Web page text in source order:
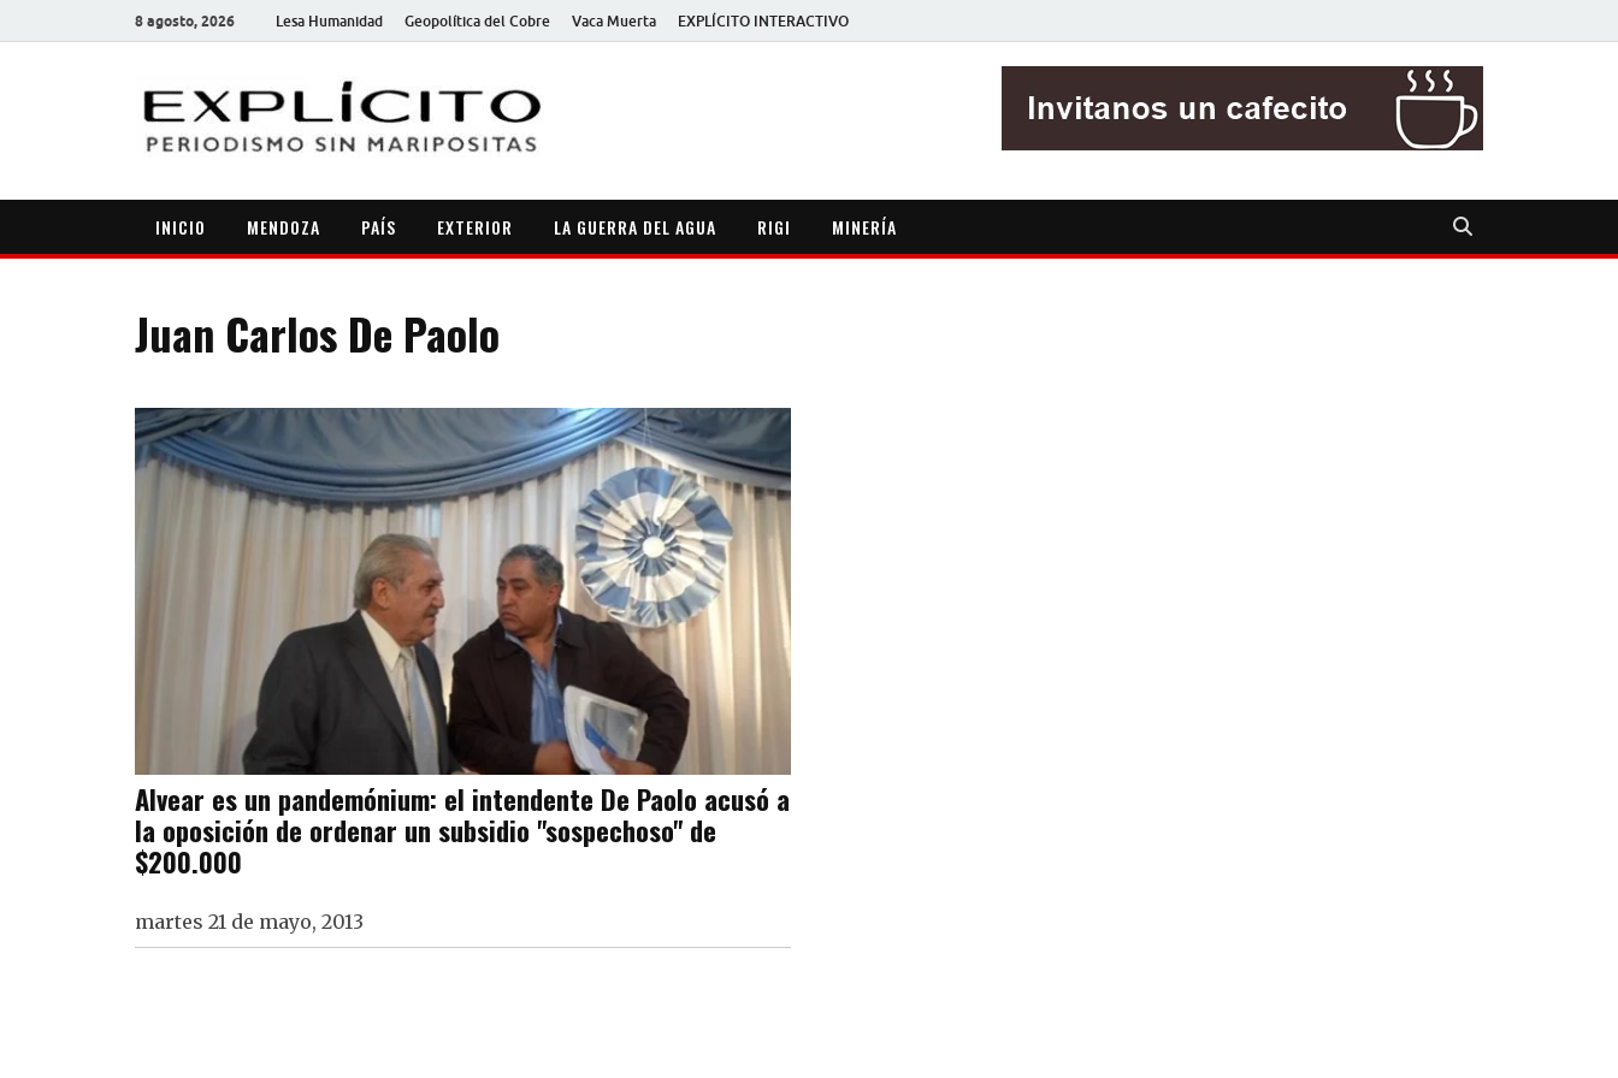
8 agosto, 2026 Lesa Humanidad Geopolítica del Cobre Vaca Muerta EXPLÍCITO INTERACTIVO
INICIO MENDOZA PAÍS EXTERIOR LA GUERRA DEL AGUA RIGI MINERÍA
Juan Carlos De Paolo
Alvear es un pandemónium: el intendente De Paolo acusó a
la oposición de ordenar un subsidio "sospechoso" de
$200.000
martes 21 de mayo, 2013